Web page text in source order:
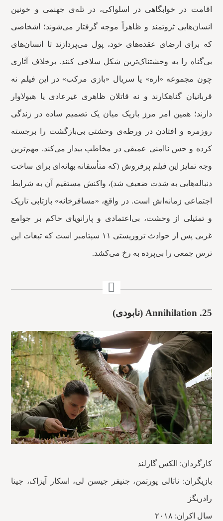
اقامت در خوابگاهی در اسلواکی، در تله‌ی جهنمی و خونین
انسان‌هایی ثروتمند و ظاهراً موجه گرفتار می‌شوند؛ اشخاصی
که برای ارضای عقده‌های خود، پول می‌پردازند تا انسان‌های
بی‌گناه را به وحشتناک‌ترین شکل سلاخی کنند. برخلاف آثاری
چون مجموعه «اره» یا سریال «بازی مرکب» در این فیلم نه
قربانیان گناهکارند و نه قاتلان ظاهری غیرعادی یا هیولاوار
دارند؛ همین امر مرز باریک میان یک تصمیم ساده در زندگی
روزمره و افتادن در ورطه‌ی وحشتی بی‌بازگشت را برجسته
کرده و حس ناامنی عمیقی در مخاطب بیدار می‌کند. مهم‌ترین
وجه تمایز این فیلم پرفروش (که متأسفانه بهانه‌ای برای ساخت
دنباله‌هایی به شدت ضعیف شد)، واکنش مستقیم آن به شرایط
اجتماعی زمانه‌اش است. در واقع، «مسافرخانه» بازتابی تاریک
و تمثیلی از وحشت، بی‌اعتمادی و پارانویای حاکم بر جوامع
غربی پس از حوادث تروریستی ۱۱ سپتامبر است که تبعات این
ترس جمعی را بی‌پرده به رخ می‌کشد.
25. Annihilation (نابودی)
کارگردان: الکس گارلند
بازیگران: ناتالی پورتمن، جنیفر جیسن لی، اسکار آیزاک، جینا
رادریگز
سال اکران: ۲۰۱۸